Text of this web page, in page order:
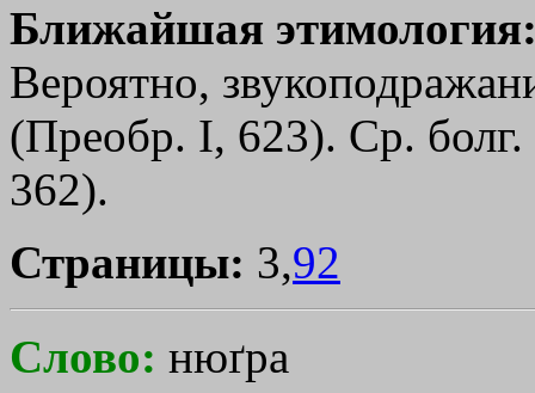
Ближайшая
Вероятно,
(Преобр. I, 623). Ср. болг.
362).
Страницы: 3,92
Слово: нюґра